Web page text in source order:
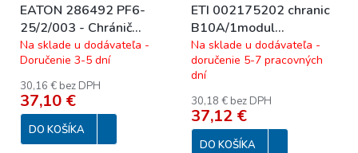
EATON 286492 PF6-
25/2/003 - Chránič
Ir=250A, typ AC, 2-pól,
Idn=0.03A, In=25A
Na sklade u dodávateľa -
Doručenie 3-5 dní
30,16 € bez DPH
37,10 €
DO KOŠÍKA
ETI 002175202 chranic
B10A/1modul
10/1N/B/0,03 A
Na sklade u dodávateľa -
doručenie 5-7 pracovných
dní
30,18 € bez DPH
37,12 €
DO KOŠÍKA